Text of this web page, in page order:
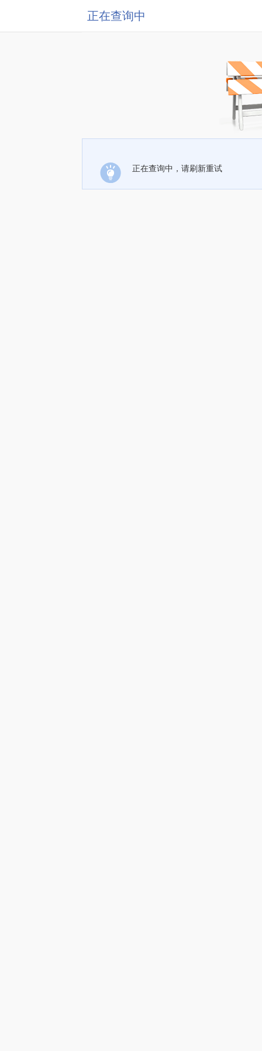
正在查询中
正在查询中，请刷新重试